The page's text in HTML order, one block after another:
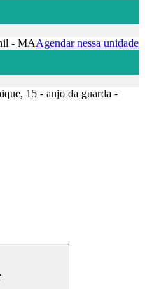
- MAAgendar nessa unidade
15 - anjo da guarda -